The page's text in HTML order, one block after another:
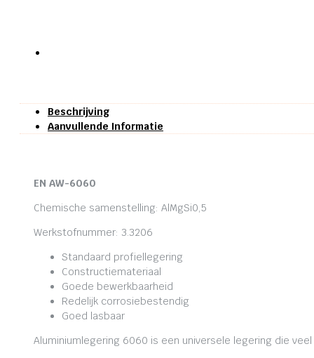
Beschrijving
Aanvullende Informatie
EN AW-6060
Chemische samenstelling: AlMgSi0,5
Werkstofnummer: 3.3206
Standaard profiellegering
Constructiemateriaal
Goede bewerkbaarheid
Redelijk corrosiebestendig
Goed lasbaar
Aluminiumlegering 6060 is een universele legering die